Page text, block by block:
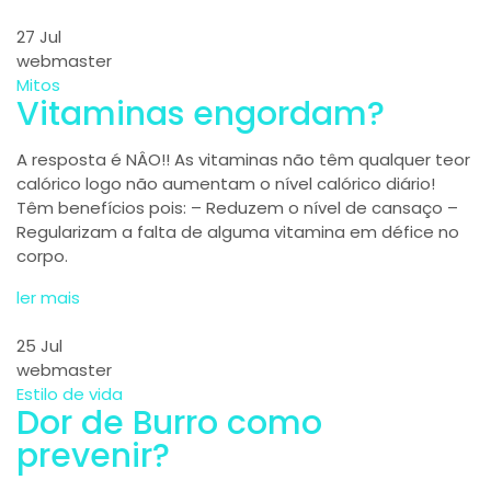
27 Jul
webmaster
Mitos
Vitaminas engordam?
A resposta é NÂO!! As vitaminas não têm qualquer teor
calórico logo não aumentam o nível calórico diário!
Têm benefícios pois: – Reduzem o nível de cansaço –
Regularizam a falta de alguma vitamina em défice no
corpo.
ler mais
25 Jul
webmaster
Estilo de vida
Dor de Burro como
prevenir?